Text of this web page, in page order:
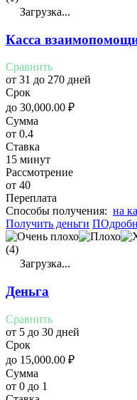
Загрузка...
Касса
Сравнить
от 31 до 270 дней
Срок
до 30,000.00 ₽
Сумма
от 0.4
Ставка
15 минут
Рассмотрение
от 40
Переплата
Cпособы получения: на
Получить деньги
(4)
Загрузка...
Деньга
Сравнить
от 5 до 30 дней
Срок
до 15,000.00 ₽
Сумма
от 0 до 1